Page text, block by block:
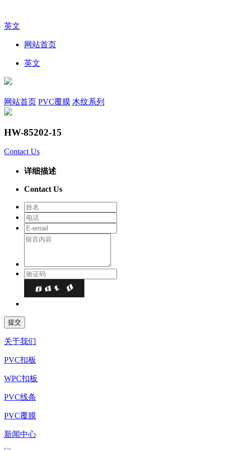
英文
网站首页
英文
网站首页 PVC覆膜 木纹系列
HW-85202-15
Contact Us
详细描述
Contact Us
关于我们
PVC扣板
WPC扣板
PVC线条
PVC覆膜
新闻中心